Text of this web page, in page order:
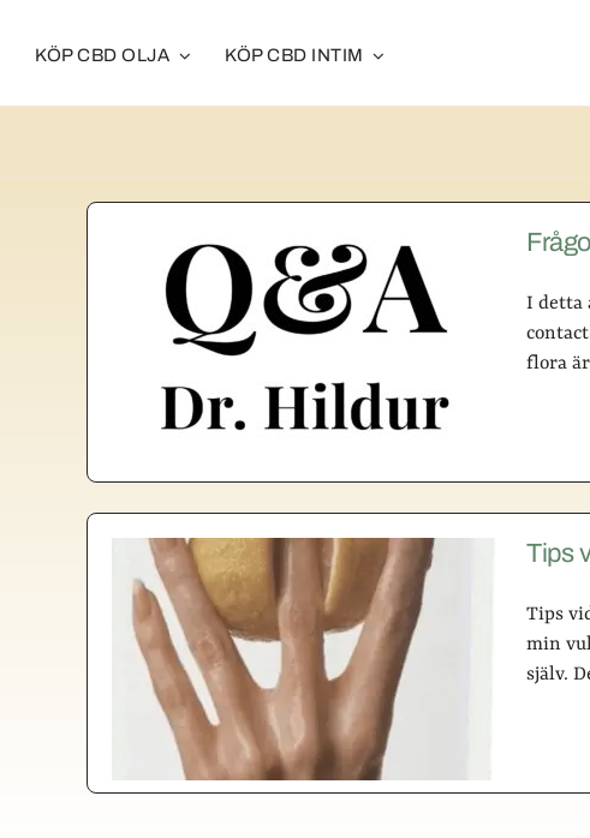
KÖP CBD OLJA KÖP CBD INTIM
I detta
flora
Tips
Tips
min
själv.